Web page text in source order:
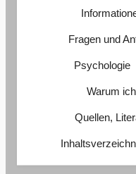
Fragen und
Psychologie
Warum
Quellen,